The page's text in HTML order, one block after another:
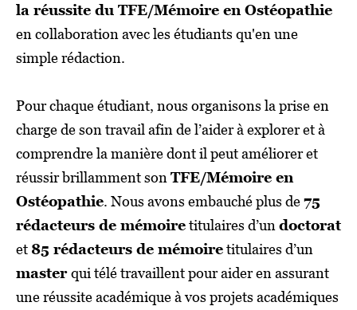
la réussite du TFE/Mémoire en Ostéopathie
en collaboration avec les étudiants qu'en une
simple rédaction.
Pour chaque étudiant, nous organisons la prise en
charge de son travail afin de l’aider à explorer et à
comprendre la manière dont il peut améliorer et
réussir brillamment son TFE/Mémoire en
Ostéopathie. Nous avons embauché plus de75
rédacteurs de mémoiretitulaires d’un doctorat
et 85 rédacteurs de mémoiretitulaires d’un
masterqui télé travaillent pour aider en assurant
une réussite académique à vos projets académiques